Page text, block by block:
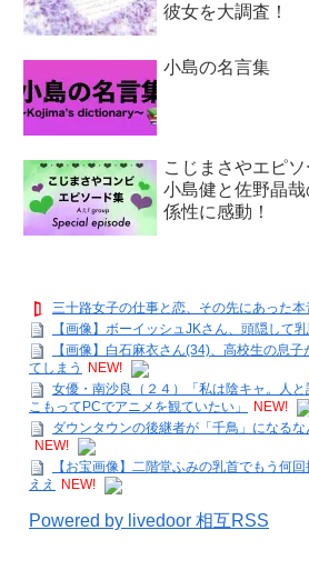
彼女を大調査！
小島の名言集
こじまさやエピ
小島健と佐野晶
係性に感動！
三十路女子の仕事と恋、その先にあった本
【画像】ボーイッシュJKさん、頭隠して
【画像】白石麻衣さん(34)、高校生の息
てしまう
NEW!
女優・南沙良（２４）「私は陰キャ。人
こもってPCでアニメを観ていたい」
NEW!
ダウンタウンの後継者が「千鳥」になる
NEW!
【お宝画像】二階堂ふみの乳首でもう何
ええ
NEW!
Powered by livedoor 相互RSS